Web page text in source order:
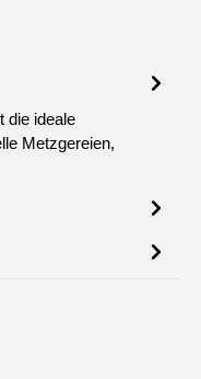
die ideale
Metzgereien,